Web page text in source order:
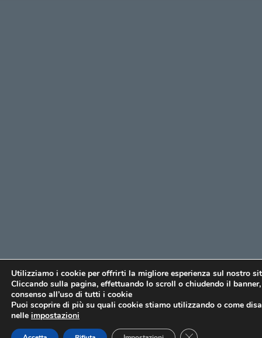
Utilizziamo i cookie per offrirti la migliore esperienza sul nostro
Cliccando sulla pagina, effettuando lo scroll o chiudendo il
consenso all’uso di tutti i cookie
Puoi scoprire di più su quali cookie stiamo utilizzando o come
nelle impostazioni
CLOSE GDPR